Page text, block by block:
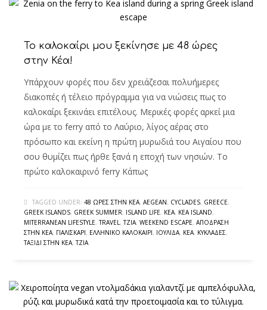
Το καλοκαίρι μου ξεκίνησε με 48 ώρες
στην Κέα!
Υπάρχουν φορές που δεν χρειάζεσαι πολυήμερες
διακοπές ή τέλειο πρόγραμμα για να νιώσεις πως το
καλοκαίρι ξεκινάει επιτέλους. Μερικές φορές αρκεί μια
ώρα με το ferry από το Λαύριο, λίγος αέρας στο
πρόσωπο και εκείνη η πρώτη μυρωδιά του Αιγαίου που
σου θυμίζει πως ήρθε ξανά η εποχή των νησιών. Το
πρώτο καλοκαιρινό ferry Κάπως
TAGGED UNDER: 48 ΏΡΕΣ ΣΤΗΝ ΚΈΑ, AEGEAN, CYCLADES, GREECE,
GREEK ISLANDS, GREEK SUMMER, ISLAND LIFE, KEA, KEA ISLAND,
MITERRANEAN LIFESTYLE,TRAVEL,TZIA, WEEKEND ESCAPE, ΑΠΌΔΡΑΣΗ
ΣΤΗΝ ΚΈΑ, ΓΙΑΛΙΣΚΆΡΙ, ΕΛΛΗΝΙΚΌ ΚΑΛΟΚΑΊΡΙ, ΙΟΥΛΊΔΑ, ΚΈΑ, ΚΥΚΛΆΔΕΣ,
ΤΑΞΊΔΙ ΣΤΗΝ ΚΈΑ,ΤΖΙΆ